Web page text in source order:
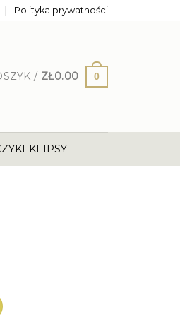
Polityka prywatności
/ ZŁ0.00 0
KLIPSY